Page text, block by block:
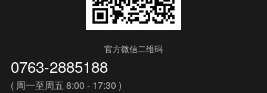
官方微信二维码
0763-2885188
( 周一至周五 8:00 - 17:30 )